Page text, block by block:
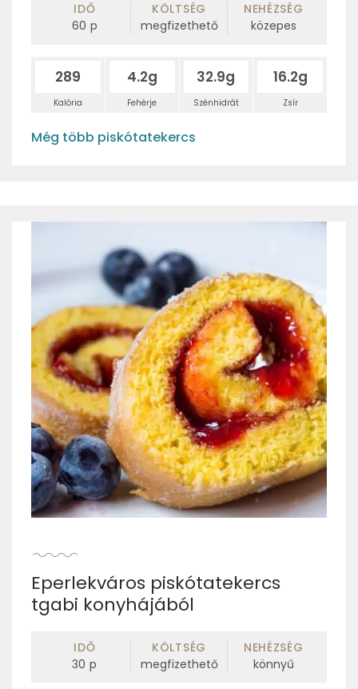
IDŐ
60 p
KÖLTSÉG
megfizethető
NEHÉZSÉG
közepes
289
Kalória
4.2g
Fehérje
32.9g
Szénhidrát
16.2g
Zsír
Még több piskótatekercs
Eperlekváros piskótatekercs
tgabi konyhájából
IDŐ
30 p
KÖLTSÉG
megfizethető
NEHÉZSÉG
könnyű